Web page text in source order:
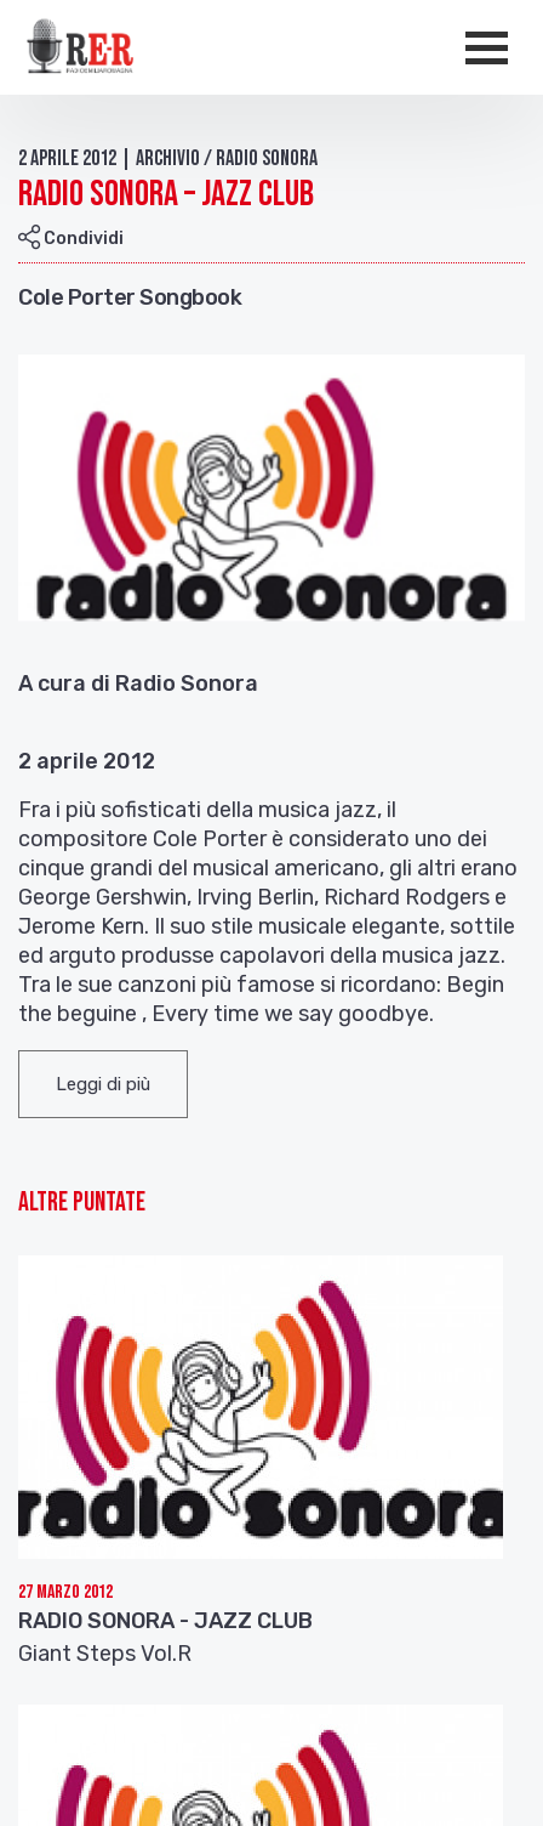
Salta al contenuto principale
2 Aprile 2012 | Archivio / Radio sonora
Radio Sonora – Jazz Club
Condividi
Cole Porter Songbook
A cura di Radio Sonora
2 aprile 2012
Fra i più sofisticati della musica jazz, il
compositore Cole Porter è considerato uno dei
cinque grandi del musical americano, gli altri erano
George Gershwin, Irving Berlin, Richard Rodgers e
Jerome Kern. Il suo stile musicale elegante, sottile
ed arguto produsse capolavori della musica jazz.
Tra le sue canzoni più famose si ricordano: Begin
the beguine , Every time we say goodbye.
PetersonNight and Day
– Ike QuebekIt’s allright with m
Leggi di più
Altre puntate
27 Marzo 2012
RADIO SONORA - JAZZ CLUB
Giant Steps Vol.R